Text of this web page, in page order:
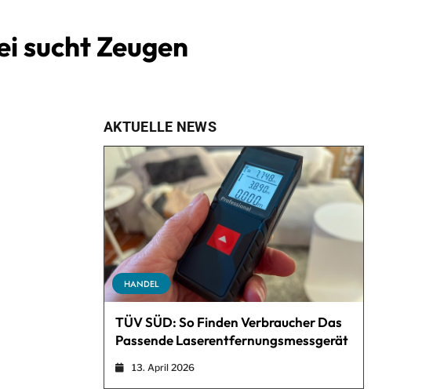
sucht Zeugen
AKTUELLE NEWS
HANDEL
TÜV SÜD: So Finden Verbraucher Das
Passende Laserentfernungsmessgerät
13. April 2026